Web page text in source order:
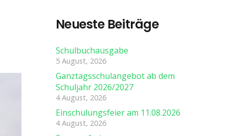
Neueste Beiträge
Schulbuchausgabe
5 August, 2026
Ganztagsschulangebot ab dem
Schuljahr 2026/2027
4 August, 2026
Einschulungsfeier am 11.08.2026
4 August, 2026